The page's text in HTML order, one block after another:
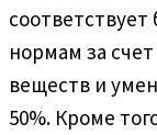
нормам за
веществ и
50%. Кроме